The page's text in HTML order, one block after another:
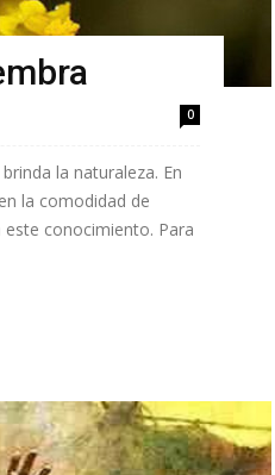
0
la naturaleza. En
la comodidad de
conocimiento. Para